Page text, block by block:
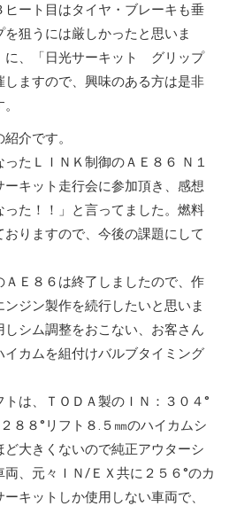
ート目はタイヤ・ブレーキも垂
狙うには厳しかったと思いま
に、「日光サーキット グリップ
しますので、興味のある方は是非
介です。
たＬＩＮＫ制御のＡＥ８６ Ｎ１
キット走行会に参加頂き、感想
った！！」と言ってました。燃料
りますので、今後の課題にして
ＡＥ８６は終了しましたので、作
ジン製作を続行したいと思いま
シム調整をおこない、お客さん
カムを組付けバルブタイミング
は、ＴＯＤＡ製のＩＮ：３０４°
８°リフト８.５㎜のハイカムシ
大きくないので純正アウターシ
、元々ＩＮ/ＥＸ共に２５６°のカ
キットしか使用しない車両で、